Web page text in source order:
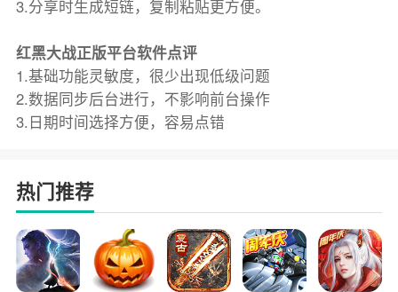
3.分享时生成短链，复制粘贴更方便。
红黑大战正版平台软件点评
1.基础功能灵敏度，很少出现低级问题
2.数据同步后台进行，不影响前台操作
3.日期时间选择方便，容易点错
热门推荐